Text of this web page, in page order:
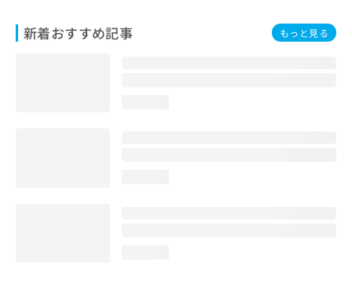
新着おすすめ記事 もっと見る
問
い